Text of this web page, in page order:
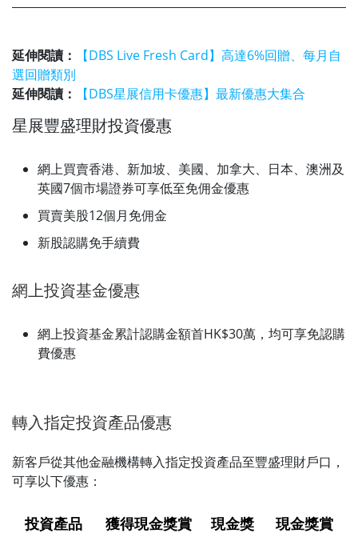
延伸閱讀：
【DBS Live Fresh Card】高達6%回贈、每月自
選回贈類別
延伸閱讀：
【DBS星展信用卡優惠】最新優惠大集合
星展豐盛理財投資優惠
網上買賣香港、新加坡、美國、加拿大、日本、澳洲及
英國7個市場證券可享低至免佣金優惠
買賣美股12個月免佣金
新股認購免手續費
網上投資基金優惠
網上投資基金累計認購金額首HK$30萬，均可享免認購
費優惠
轉入指定投資產品優惠
新客戶從其他金融機構轉入指定投資產品至豐盛理財戶口，
可享以下優惠：
投資產品
獲得現金獎賞
現金獎
現金獎賞